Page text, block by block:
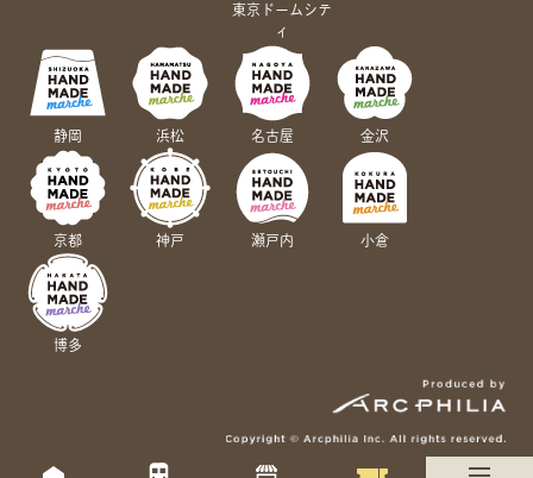
東京ドームシテ
ィ
静岡 浜松 名古屋 金沢
京都 神戸 瀬戸内 小倉
博多